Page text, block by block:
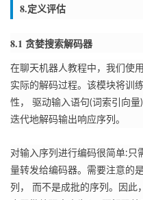
8.定义评估
8.1 贪婪搜索解码器
在聊天机器人教程中，我们使用
实际的解码过程。 该模块将训
性， 驱动输入语句(词索引向
迭代地解码输出响应序列。
对输入序列进行编码很简单:只
量转发给编码器。 需要注意的
列， 而不是成批的序列。
因此